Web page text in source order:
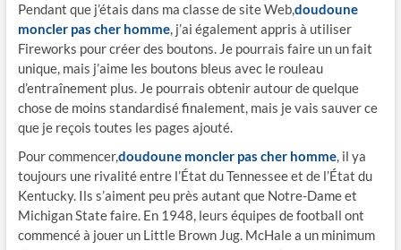
Pendant que j’étais dans ma classe de site Web,doudoune
moncler pas cher homme, j’ai également appris à utiliser
Fireworks pour créer des boutons. Je pourrais faire un un fait
unique, mais j’aime les boutons bleus avec le rouleau
d’entraînement plus. Je pourrais obtenir autour de quelque
chose de moins standardisé finalement, mais je vais sauver ce
que je reçois toutes les pages ajouté.
Pour commencer,doudoune moncler pas cher homme, il ya
toujours une rivalité entre l’État du Tennessee et de l’État du
Kentucky. Ils s’aiment peu près autant que Notre-Dame et
Michigan State faire. En 1948, leurs équipes de football ont
commencé à jouer un Little Brown Jug. McHale a un minimum